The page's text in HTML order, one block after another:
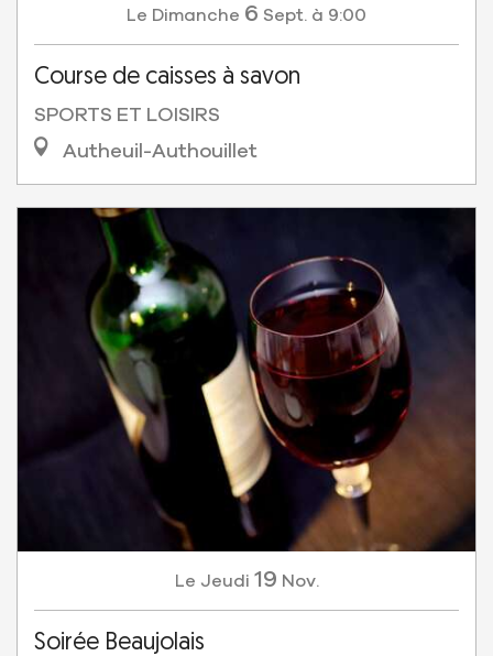
Le Dimanche 6 Sept. à 9:00
Course de caisses à savon
SPORTS ET LOISIRS
Autheuil-Authouillet
Le Jeudi 19 Nov.
Soirée Beaujolais